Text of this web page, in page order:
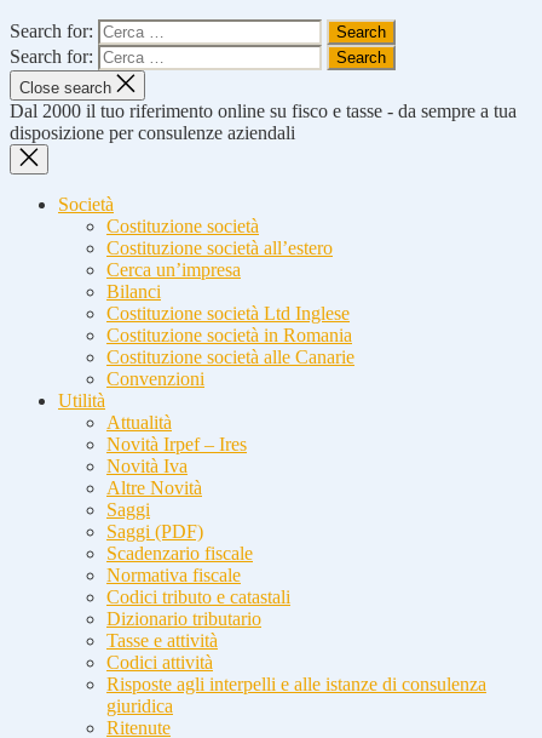
Search for:
Search for:
Close search
Dal 2000 il tuo riferimento online su fisco e tasse - da sempre a tua
disposizione per consulenze aziendali
Società
Costituzione società
Costituzione società all’estero
Cerca un’impresa
Bilanci
Costituzione società Ltd Inglese
Costituzione società in Romania
Costituzione società alle Canarie
Convenzioni
Utilità
Attualità
Novità Irpef – Ires
Novità Iva
Altre Novità
Saggi
Saggi (PDF)
Scadenzario fiscale
Normativa fiscale
Codici tributo e catastali
Dizionario tributario
Tasse e attività
Codici attività
Risposte agli interpelli e alle istanze di consulenza
giuridica
Ritenute